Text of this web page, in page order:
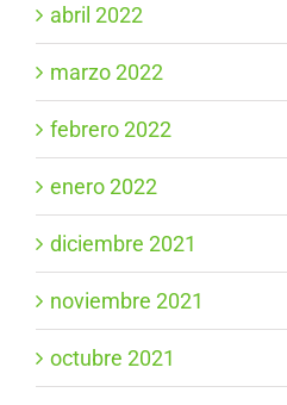
abril 2022
marzo 2022
febrero 2022
enero 2022
diciembre 2021
noviembre 2021
octubre 2021